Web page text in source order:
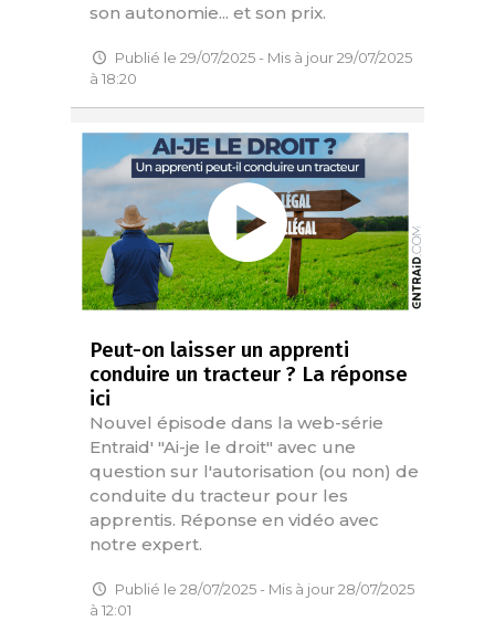
son autonomie... et son prix.
Publié le 29/07/2025 - Mis à jour 29/07/2025
à 18:20
Peut-on laisser un apprenti
conduire un tracteur ? La réponse
ici
Nouvel épisode dans la web-série
Entraid' "Ai-je le droit" avec une
question sur l'autorisation (ou non) de
conduite du tracteur pour les
apprentis. Réponse en vidéo avec
notre expert.
Publié le 28/07/2025 - Mis à jour 28/07/2025
à 12:01